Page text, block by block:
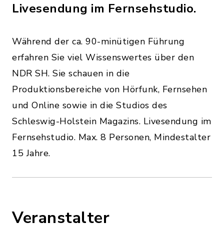
Livesendung im Fernsehstudio.
Während der ca. 90-minütigen Führung
erfahren Sie viel Wissenswertes über den
NDR SH. Sie schauen in die
Produktionsbereiche von Hörfunk, Fernsehen
und Online sowie in die Studios des
Schleswig-Holstein Magazins. Livesendung im
Fernsehstudio. Max. 8 Personen, Mindestalter
15 Jahre.
Veranstalter